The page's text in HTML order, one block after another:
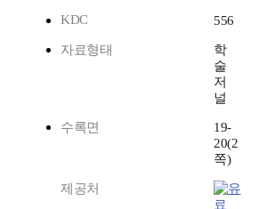
KDC
556
자료형태
학
술
저
널
수록면
19-
20(2
쪽)
제공처